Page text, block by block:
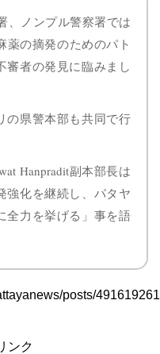
、ノンプル警察署では
薬の摘発のためのパト
審者の発見に臨みまし
の県警本部も共同で行
Hanpradit副本部長は
強化を継続し、パタヤ
全力を挙げる」事を語
posts/
ンク